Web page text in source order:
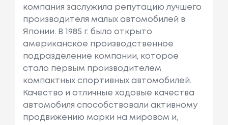
компания заслужила репутацию лучшего
производителя малых автомобилей в
Японии. В 1985 г. было открыто
американское производственное
подразделение компании, которое
стало первым производителем
компактных спортивных автомобилей.
Качество и отличные ходовые качества
автомобиля способствовали активному
продвижению марки на мировом и,